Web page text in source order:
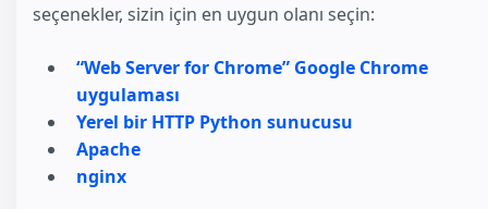
seçenekler, sizin için en uygun olanı seçin:
“Web Server for Chrome” Google Chrome
uygulaması
Yerel bir HTTP Python sunucusu
Apache
nginx